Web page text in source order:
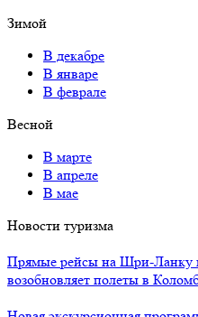
Зимой
В декабре
В январе
В феврале
Весной
В марте
В апреле
В мае
Новости туризма
Прямые рейсы на Шри-Ланку
возобновляет полеты в